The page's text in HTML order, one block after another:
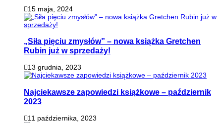
15 maja, 2024
„Siła pięciu zmysłów” – nowa książka Gretchen
Rubin już w sprzedaży!
13 grudnia, 2023
Najciekawsze zapowiedzi książkowe – październik
2023
11 października, 2023